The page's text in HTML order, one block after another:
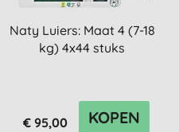
Naty Luiers: Maat 4 (7-18
kg) 4x44 stuks
€ 95,00 KOPEN